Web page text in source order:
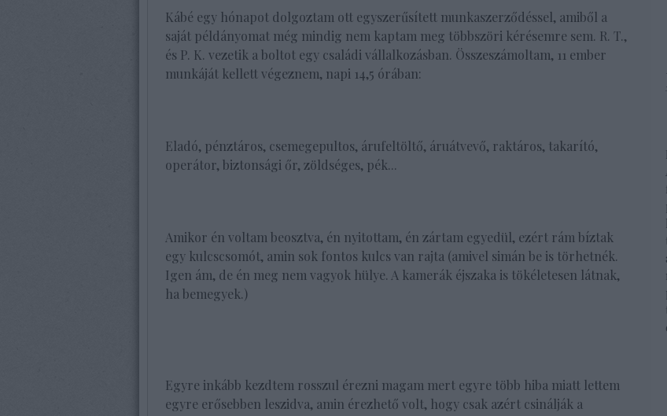
Kábé egy hónapot dolgoztam ott egyszerűsített munkaszerződéssel, amiből a
saját példányomat még mindig nem kaptam meg többszöri kérésemre sem. R. T.,
és P. K. vezetik a boltot egy családi vállalkozásban. Összeszámoltam, 11 ember
munkáját kellett végeznem, napi 14,5 órában:
Eladó, pénztáros, csemegepultos, árufeltöltő, áruátvevő, raktáros, takarító,
operátor, biztonsági őr, zöldséges, pék...
Amikor én voltam beosztva, én nyitottam, én zártam egyedül, ezért rám bíztak
egy kulcscsomót, amin sok fontos kulcs van rajta (amivel simán be is törhetnék.
Igen ám, de én meg nem vagyok hülye. A kamerák éjszaka is tökéletesen látnak,
ha bemegyek.)
Egyre inkább kezdtem rosszul érezni magam mert egyre több hiba miatt lettem
egyre erősebben leszidva, amin érezhető volt, hogy csak azért csinálják a